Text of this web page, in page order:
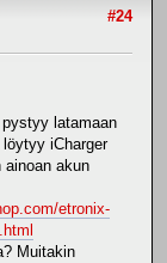
#24
latamaan
iCharger
ainoan akun
etronix-
Muitakin